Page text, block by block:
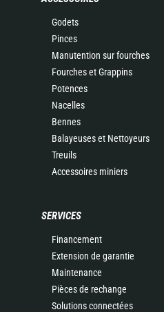
Godets
Pinces
Manutention sur fourches
Fourches et Grappins
Potences
Nacelles
Bennes
Balayeuses et Nettoyeurs
Treuils
Accessoires miniers
SERVICES
Financement
Extension de garantie
Maintenance
Pièces de rechange
Solutions connectées